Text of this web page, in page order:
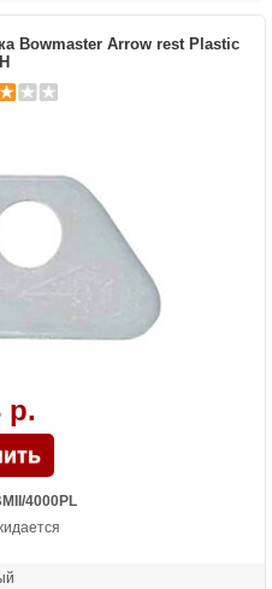
Bowmaster Arrow rest Plastic
р.
4000PL